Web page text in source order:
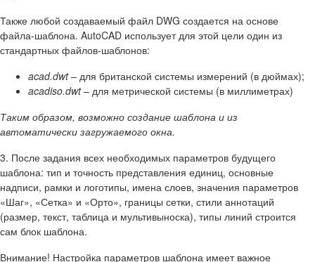
Также любой создаваемый файл DWG создается на основе
файла-шаблона. AutoCAD использует для этой цели один из
стандартных файлов-шаблонов:
acad.dwt– для британской системы измерений (в дюймах);
acadiso.dwt– для метрической системы (в миллиметрах)
Таким образом, возможно создание шаблона и из
автоматически загружаемого окна.
3. После задания всех необходимых параметров будущего
шаблона: тип и точность представления единиц, основные
надписи, рамки и логотипы, имена слоев, значения параметров
«Шаг», «Сетка» и «Орто», границы сетки, стили аннотаций
(размер, текст, таблица и мультивыноска), типы линий строится
сам блок шаблона.
Внимание! Настройка параметров шаблона имеет важное